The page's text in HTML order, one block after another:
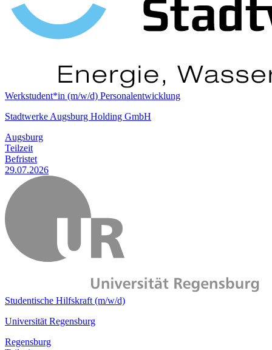
Werkstudent*in (m/w/d) Personalentwicklung
Stadtwerke Augsburg Holding GmbH
Augsburg
Teilzeit
Befristet
29.07.2026
Studentische Hilfskraft (m/w/d)
Universität Regensburg
Regensburg